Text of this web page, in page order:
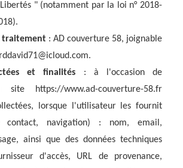
" (notamment par la loi n° 2018-
traitement : AD couverture 58, joignable
et finalités : à l'occasion de
https://www.ad-couverture-58.fr
lorsque l'utilisateur les fournit
contact, navigation) : nom, email,
ainsi que des données techniques
d'accès, URL de provenance,